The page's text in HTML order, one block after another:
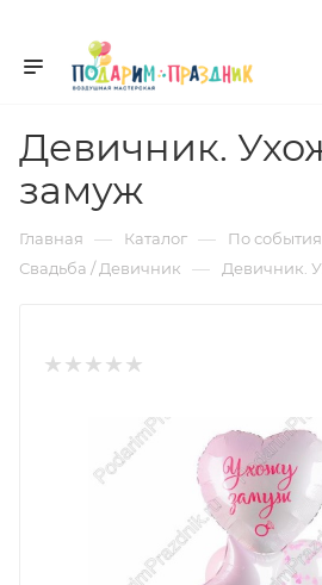
Девичник.
замуж
Главная — Каталог — По
Свадьба / Девичник — Девичник.